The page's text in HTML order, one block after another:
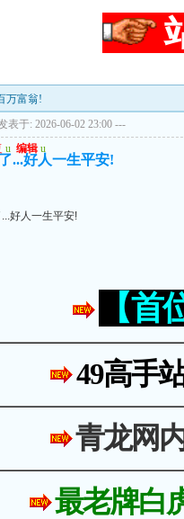
万富翁!
表于: 2026-06-02 23:00 ---
u 编辑 u
...好人一生平安!
好人一生平安!
【
49高手
青龙网
最老牌白